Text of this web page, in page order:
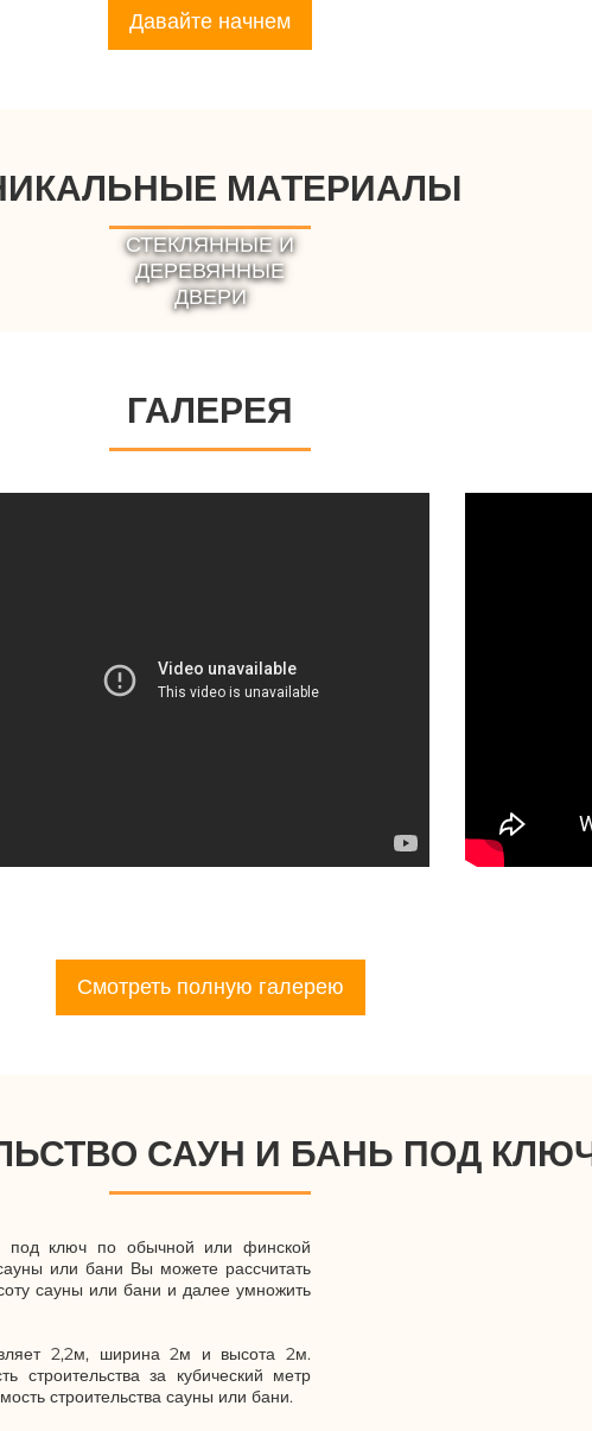
Давайте начнем
МАТЕРИАЛЫ
СТЕКЛЯННЫЕ И
ДЕРЕВЯННЫЕ
ДВЕРИ
ГАЛЕРЕЯ
Смотреть полную галерею
САУН И БАНЬ ПОД
под ключ по обычной или финской
или бани Вы можете рассчитать
сауны или бани и далее умножить
2,2м, ширина 2м и высота 2м.
за кубический метр
строительства сауны или бани.